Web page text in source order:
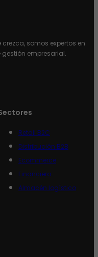
somos expertos en
empresarial.
Retail B2C
Distribución B2B
Ecommerce
Financiero
Almacén logístico